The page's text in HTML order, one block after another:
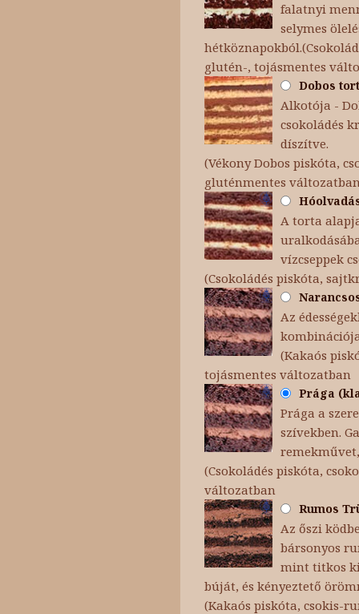
falatnyi
selymes
glutén-, tojásmentes
Dobos
Alkotója -
csokoládés
díszítve.
(Vékony Dobos piskóta,
gluténmentes
A torta
vízcseppek
(Csokoládés piskóta,
Az
(Kakaós
tojásmentes változatban
Prága
Prága a
szívekben.
(Csokoládés piskóta,
változatban
Rumos
Az őszi
bársonyos
mint titkos
búját, és kényeztető
(Kakaós piskóta, csokis-